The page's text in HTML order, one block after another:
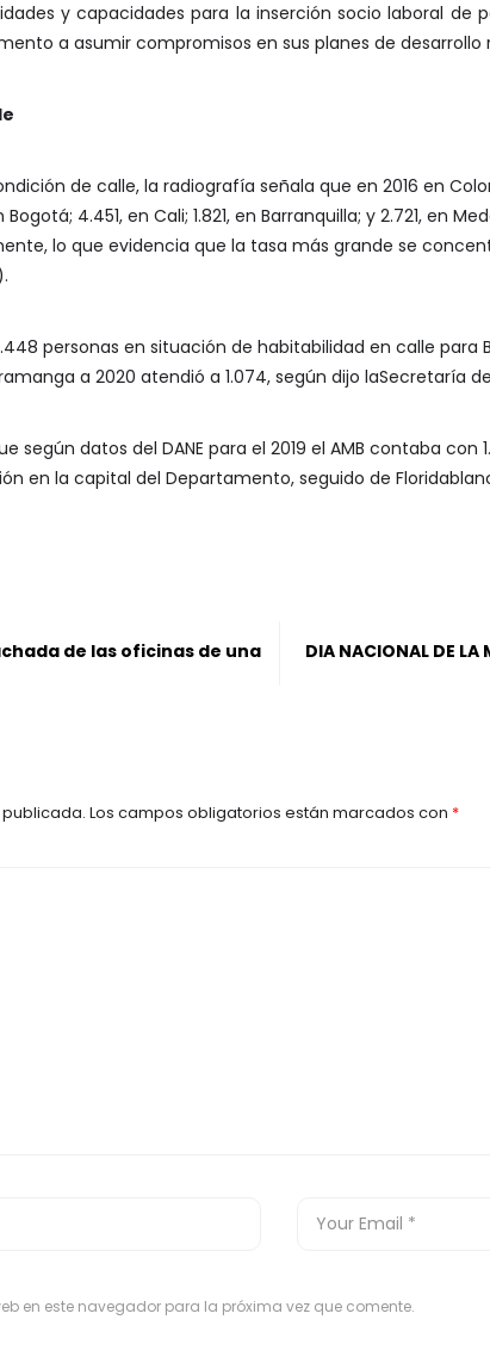
y capacidades para la inserción socio laboral de
a asumir compromisos en sus planes de desarrollo
de calle, la radiografía señala que en 2016 en
Bogotá; 4.451, en Cali; 1.821, en Barranquilla; y 2.721, en
lo que evidencia que la tasa más grande se
personas en situación de habitabilidad en calle
a 2020 atendió a 1.074, según dijo laSecretaría
según datos del DANE para el 2019 el AMB contaba
en la capital del Departamento, seguido de
de las oficinas de una
DIA NACIONAL DE LA
Los campos obligatorios están marcados con *
en este navegador para la próxima vez que comente.